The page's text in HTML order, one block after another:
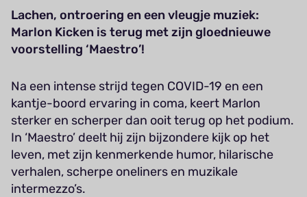
Lachen, ontroering en een vleugje muziek:
Marlon Kicken is terug met zijn gloednieuwe
voorstelling ‘Maestro’!
Na een intense strijd tegen COVID-19 en een
kantje-boord ervaring in coma, keert Marlon
sterker en scherper dan ooit terug op het podium.
In ‘Maestro’ deelt hij zijn bijzondere kijk op het
leven, met zijn kenmerkende humor, hilarische
verhalen, scherpe oneliners en muzikale
intermezzo’s.